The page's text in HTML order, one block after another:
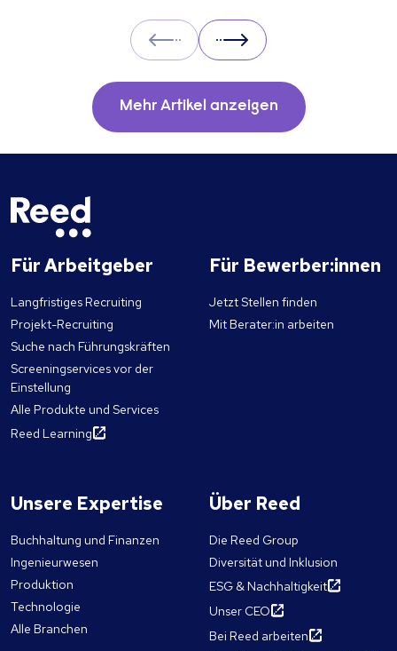
Prev Next
Mehr Artikel anzeigen
Für Arbeitgeber
Langfristiges Recruiting
Projekt-Recruiting
Suche nach Führungskräften
Screeningservices vor der
Einstellung
Alle Produkte und Services
Reed Learning
Für Bewerber:innen
Jetzt Stellen finden
Mit Berater:in arbeiten
Unsere Expertise
Buchhaltung und Finanzen
Ingenieurwesen
Produktion
Technologie
Alle Branchen
Über Reed
Die Reed Group
Diversität und Inklusion
ESG & Nachhaltigkeit
Unser CEO
Bei Reed arbeiten